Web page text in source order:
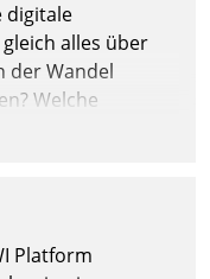
digitale
alles über
der Wandel
Welche
Platform